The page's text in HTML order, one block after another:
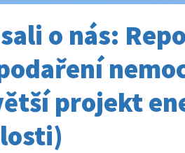
o nás:
projekt